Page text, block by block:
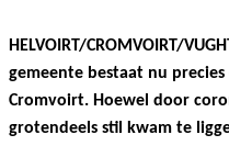
HELVOIRT/CROMVOIRT/
gemeente bestaat nu
Cromvoirt. Hoewel door
grotendeels stil kwam te